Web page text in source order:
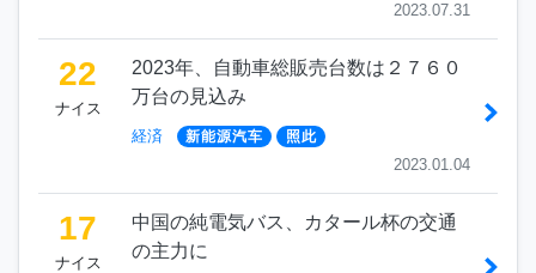
2023.07.31
22
ナイス
2023年、自動車総販売台数は２７６０
万台の見込み
経済 新能源汽车 照此
2023.01.04
17
ナイス
中国の純電気バス、カタール杯の交通
の主力に